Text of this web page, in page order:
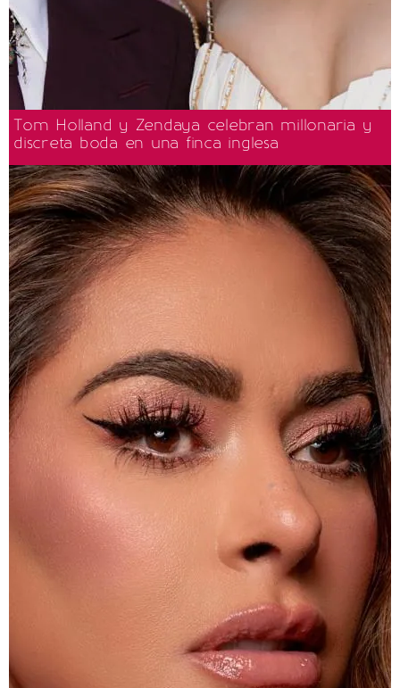
Tom Holland y Zendaya celebran millonaria y
discreta boda en una finca inglesa